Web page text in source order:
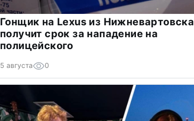
Гонщик на Lexus из Нижневартовска
получит срок за нападение на
полицейского
5 августа 0